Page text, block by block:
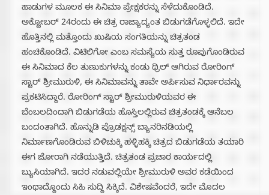
ಹಾಡುಗಳ ಮೂಲಕ ಈ ಸಿನಿಮಾ ಪ್ರೇಕ್ಷಕರನ್ನು ಸೆಳೆದುಕೊಂಡಿದೆ.
ಅಕ್ಟೋಬರ್ 24ರಂದು ಈ ಚಿತ್ರ ರಾಜ್ಯಾದ್ಯಂತ ಬಿಡುಗಡೆಗೊಳ್ಳಲಿದೆ. ಇದೇ
ಹೊತ್ತಿನಲ್ಲಿ ಮತ್ತೊಂದು ಖುಷಿಯ ಸಂಗತಿಯನ್ನು ಚಿತ್ರತಂಡ
ಹಂಚಿಕೊಂಡಿದೆ. ವಿಟಿಲಿಗೋ ಎಂಬ ಸಮಸ್ಯೆಯ ಸುತ್ತ ರೂಪುಗೊಂಡಿರುವ
ಈ ಸಿನಿಮಾದ ಕೆಲ ತುಣುಕುಗಳನ್ನು ಕಂಡು ಥ್ರಿಲ್ ಆಗಿರುವ ರೋರಿಂಗ್
ಸ್ಟಾರ್ ಶ್ರೀಮುರುಳಿ, ಈ ಸಿನಿಮಾವನ್ನು ತಾವೇ ಅರ್ಪಿಸುವ ನಿರ್ಧಾರವನ್ನು
ಪ್ರಕಟಿಸಿದ್ದಾರೆ. ರೋರಿಂಗ್ ಸ್ಟಾರ್ ಶ್ರೀಮುರುಳಿಯವರ ಈ
ಬೆಂಬಲದಿಂದಾಗಿ ಬಿಡುಗಡೆಯ ಹೊಸ್ತಿಲಲ್ಲಿರುವ ಚಿತ್ರತಂಡಕ್ಕೆ ಆನೆಬಲ
ಬಂದಂತಾಗಿದೆ. ಹೊನ್ನುಡಿ ಪ್ರೊಡಕ್ಷನ್ಸ್ ಬ್ಯಾನರಿನಡಿಯಲ್ಲಿ
ನಿರ್ಮಾಣಗೊಂಡಿರುವ ಬಿಳಿಚುಕ್ಕಿ ಹಳ್ಳಿಹಕ್ಕಿ ಚಿತ್ರದ ಬಿಡುಗಡೆಯ ತಯಾರಿ
ಈಗ ಜೋರಾಗಿ ನಡೆಯುತ್ತಿದೆ. ಚಿತ್ರತಂಡ ಪ್ರಚಾರ ಕಾರ್ಯದಲ್ಲಿ
ಬ್ಯುಸಿಯಾಗಿದೆ. ಇದರ ನಡುವಲ್ಲಿಯೇ ಶ್ರೀಮುರುಳಿ ಅವರ ಕಡೆಯಿಂದ
ಇಂಥಾದ್ದೊಂದು ಸಿಹಿ ಸುದ್ದಿ ಸಿಕ್ಕಿದೆ. ವಿಶೇಷವೆಂದರೆ, ಇದೇ ಮೊದಲ